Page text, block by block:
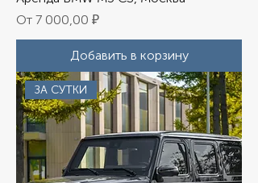
От 7 000,00 ₽
Цена со скидкой
Добавить в корзину
ЗА СУТКИ